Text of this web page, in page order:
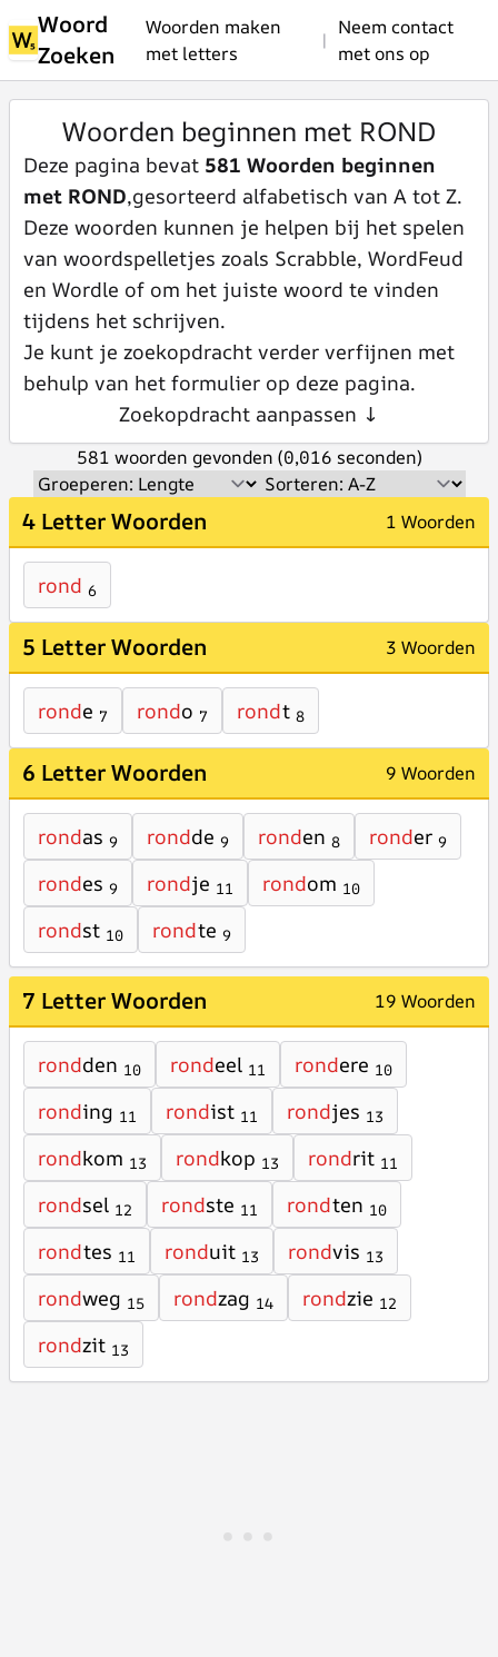
Woord
Zoeken
Woorden maken
met letters
|
Neem contact
met ons op
Woorden beginnen met ROND
Deze pagina bevat 581 Woorden beginnen
met ROND,gesorteerd alfabetisch van A tot Z.
Deze woorden kunnen je helpen bij het spelen
van woordspelletjes zoals Scrabble, WordFeud
en Wordle of om het juiste woord te vinden
tijdens het schrijven.
Je kunt je zoekopdracht verder verfijnen met
behulp van het formulier op deze pagina.
Zoekopdracht aanpassen ↓
581 woorden gevonden (0,016 seconden)
4 Letter Woorden 1 Woorden
rond 6
5 Letter Woorden 3 Woorden
ronde 7 rondo 7 rondt 8
6 Letter Woorden 9 Woorden
rondas 9 rondde 9 ronden 8 ronder 9
rondes 9 rondje 11 rondom 10
rondst 10 rondte 9
7 Letter Woorden 19 Woorden
rondden 10 rondeel 11 rondere 10
ronding 11 rondist 11 rondjes 13
rondkom 13 rondkop 13 rondrit 11
rondsel 12 rondste 11 rondten 10
rondtes 11 ronduit 13 rondvis 13
rondweg 15 rondzag 14 rondzie 12
rondzit 13